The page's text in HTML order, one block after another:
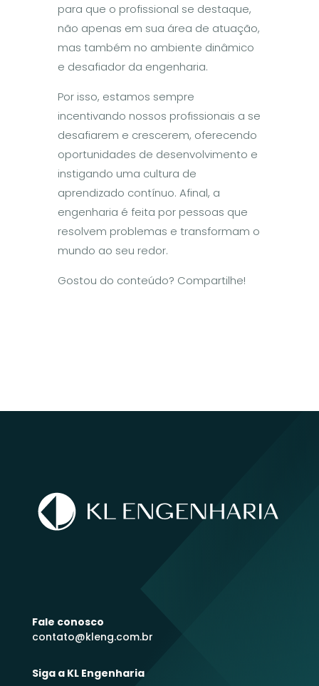
para que o profissional se destaque,
não apenas em sua área de atuação,
mas também no ambiente dinâmico
e desafiador da engenharia.
Por isso, estamos sempre
incentivando nossos profissionais a se
desafiarem e crescerem, oferecendo
oportunidades de desenvolvimento e
instigando uma cultura de
aprendizado contínuo. Afinal, a
engenharia é feita por pessoas que
resolvem problemas e transformam o
mundo ao seu redor.
Gostou do conteúdo? Compartilhe!
Fale conosco
contato@kleng.com.br
Siga a KL Engenharia